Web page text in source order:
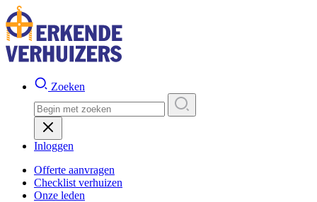
Zoeken
Inloggen
Offerte aanvragen
Checklist verhuizen
Onze leden